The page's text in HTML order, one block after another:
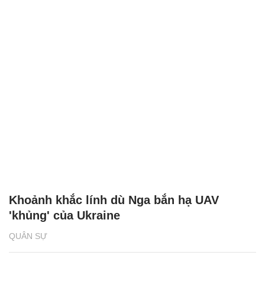
QUÂN SỰ
Khoảnh khắc lính dù Nga bắn hạ UAV
'khủng' của Ukraine